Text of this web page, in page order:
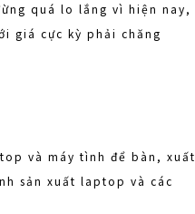
quá lo lắng vì hiện nay,
giá cực kỳ phải chăng
và máy tình để bàn, xuất
sản xuất laptop và các